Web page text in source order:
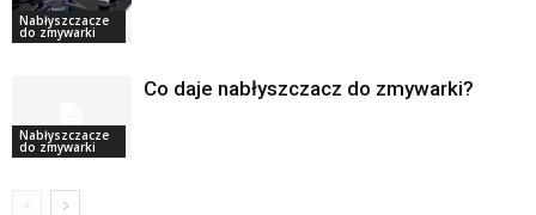
Nabłyszczacze
do zmywarki
Nabłyszczacze
do zmywarki
Co daje nabłyszczacz do zmywarki?